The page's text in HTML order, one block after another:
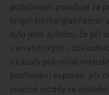
podobnosti považuje za
originálního glatiramer
bylo jeho zjištění, že při
v analytických i
ukázaly pokročilé
profilování exprese, při
značné rozdíly ve